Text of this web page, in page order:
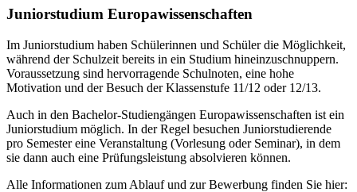
Juniorstudium Europawissenschaften
Im Juniorstudium haben Schülerinnen und Schüler die Möglichkeit,
während der Schulzeit bereits in ein Studium hineinzuschnuppern.
Voraussetzung sind hervorragende Schulnoten, eine hohe
Motivation und der Besuch der Klassenstufe 11/12 oder 12/13.
Auch in den Bachelor-Studiengängen Europawissenschaften ist ein
Juniorstudium möglich. In der Regel besuchen Juniorstudierende
pro Semester eine Veranstaltung (Vorlesung oder Seminar), in dem
sie dann auch eine Prüfungsleistung absolvieren können.
Alle Informationen zum Ablauf und zur Bewerbung finden Sie hier: